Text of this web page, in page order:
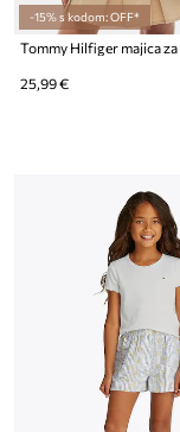
-15% s kodom: OFF*
25,99 €